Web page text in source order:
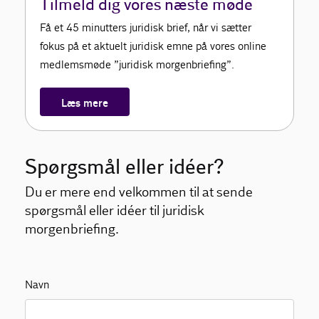
Tilmeld dig vores næste møde
Få et 45 minutters juridisk brief, når vi sætter
fokus på et aktuelt juridisk emne på vores online
medlemsmøde ”juridisk morgenbriefing”.
Læs mere
Spørgsmål eller idéer?
Du er mere end velkommen til at sende
spørgsmål eller idéer til juridisk
morgenbriefing.
Navn